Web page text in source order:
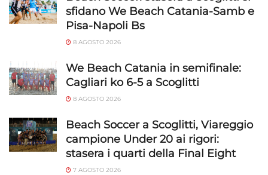
Identificare i dispositivi in base alle informazioni
trasmesse automaticamente.
Riconoscere i dispositivi in base a informazioni
richieste attivamente.
rilevare frodi, correggere errori, Erogare
e presentare pubblicità e contenuto,
Salvare e comunicare le scelte sulla
Sempre attivo
sfidano We Beach Catania-Samb e
Pisa-Napoli Bs
8 AGOSTO 2026
We Beach Catania in semifinale:
Cagliari ko 6-5 a Scoglitti
8 AGOSTO 2026
Beach Soccer a Scoglitti, Viareggio
campione Under 20 ai rigori:
stasera i quarti della Final Eight
7 AGOSTO 2026